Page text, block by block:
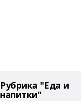
Рубрика "Еда и
напитки"